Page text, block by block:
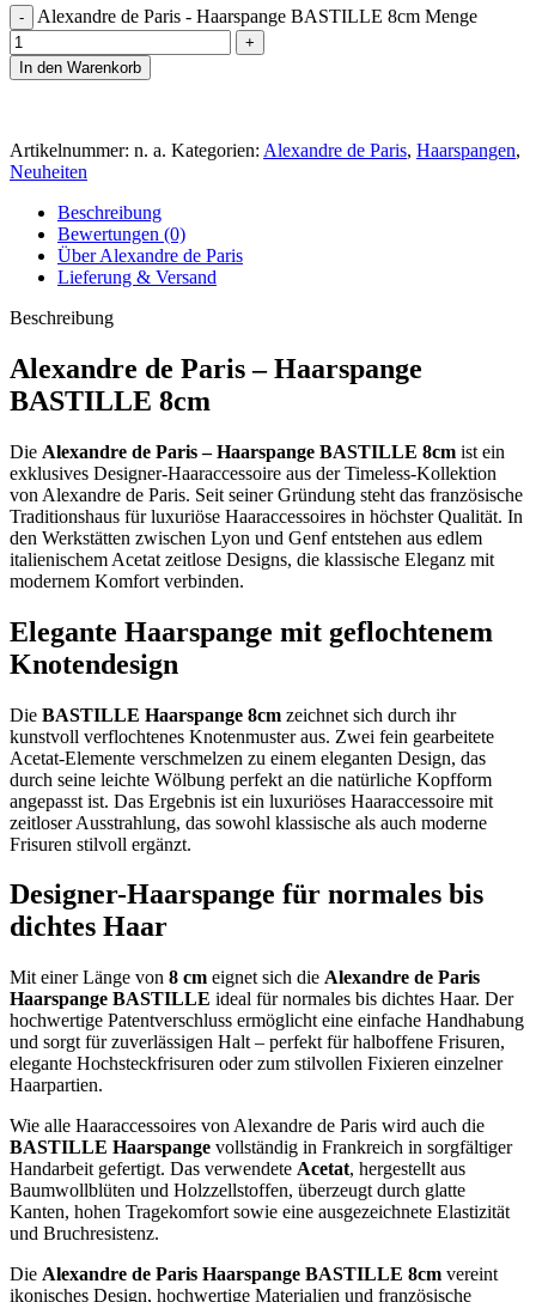
Alexandre de Paris - Haarspange BASTILLE 8cm Menge
In den Warenkorb
Artikelnummer: n. a. Kategorien: Alexandre de Paris, Haarspangen,
Neuheiten
Beschreibung
Bewertungen (0)
Über Alexandre de Paris
Lieferung & Versand
Beschreibung
Alexandre de Paris – Haarspange
BASTILLE 8cm
Die Alexandre de Paris – Haarspange BASTILLE 8cm ist ein
exklusives Designer-Haaraccessoire aus der Timeless-Kollektion
von Alexandre de Paris. Seit seiner Gründung steht das französische
Traditionshaus für luxuriöse Haaraccessoires in höchster Qualität. In
den Werkstätten zwischen Lyon und Genf entstehen aus edlem
italienischem Acetat zeitlose Designs, die klassische Eleganz mit
modernem Komfort verbinden.
Elegante Haarspange mit geflochtenem
Knotendesign
Die BASTILLE Haarspange 8cm zeichnet sich durch ihr
kunstvoll verflochtenes Knotenmuster aus. Zwei fein gearbeitete
Acetat-Elemente verschmelzen zu einem eleganten Design, das
durch seine leichte Wölbung perfekt an die natürliche Kopfform
angepasst ist. Das Ergebnis ist ein luxuriöses Haaraccessoire mit
zeitloser Ausstrahlung, das sowohl klassische als auch moderne
Frisuren stilvoll ergänzt.
Designer-Haarspange für normales bis
dichtes Haar
Mit einer Länge von 8 cm eignet sich die Alexandre de Paris
Haarspange BASTILLE ideal für normales bis dichtes Haar. Der
hochwertige Patentverschluss ermöglicht eine einfache Handhabung
und sorgt für zuverlässigen Halt – perfekt für halboffene Frisuren,
elegante Hochsteckfrisuren oder zum stilvollen Fixieren einzelner
Haarpartien.
Wie alle Haaraccessoires von Alexandre de Paris wird auch die
BASTILLE Haarspange vollständig in Frankreich in sorgfältiger
Handarbeit gefertigt. Das verwendete Acetat, hergestellt aus
Baumwollblüten und Holzzellstoffen, überzeugt durch glatte
Kanten, hohen Tragekomfort sowie eine ausgezeichnete Elastizität
und Bruchresistenz.
Die Alexandre de Paris Haarspange BASTILLE 8cm vereint
ikonisches Design, hochwertige Materialien und französische